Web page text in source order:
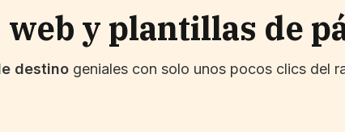
y plantillas de
destinogeniales con solo unos pocos clics del